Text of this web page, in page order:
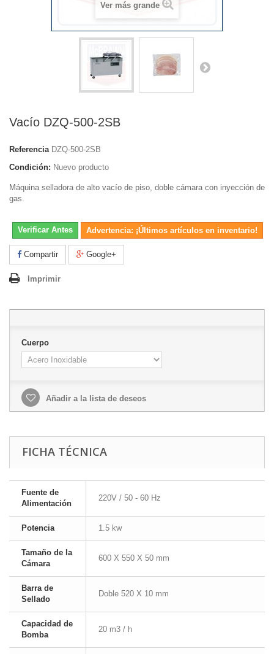
Ver más grande
Vacío DZQ-500-2SB
Referencia DZQ-500-2SB
Condición: Nuevo producto
Máquina selladora de alto vacío de piso, doble cámara con inyección de
gas.
Verificar Antes Advertencia: ¡Últimos artículos en inventario!
Compartir Google+
Imprimir
Cuerpo
Añadir a la lista de deseos
FICHA TÉCNICA
Fuente de
Alimentación
220V / 50 - 60 Hz
Potencia 1.5 kw
Tamaño de la
Cámara
600 X 550 X 50 mm
Barra de
Sellado
Doble 520 X 10 mm
Capacidad de
Bomba
20 m3 / h